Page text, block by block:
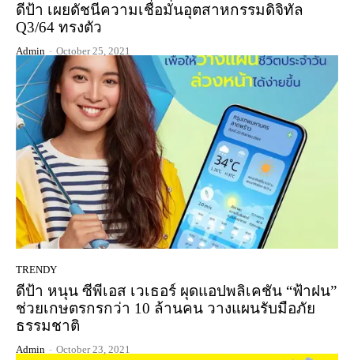
ดีป้า เผยดัชนีความเชื่อมั่นอุตสาหกรรมดิจิทัล
Q3/64 ทรงตัว
Admin - October 25, 2021
TRENDY
ดีป้า หนุน ซีพีเอส เวเธอร์ ผุดแอปพลิเคชัน “ฟ้าฝน”
ช่วยเกษตรกรกว่า 10 ล้านคน วางแผนรับมือภัย
ธรรมชาติ
Admin - October 23, 2021